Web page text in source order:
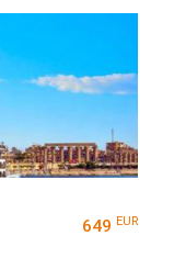
649 EUR